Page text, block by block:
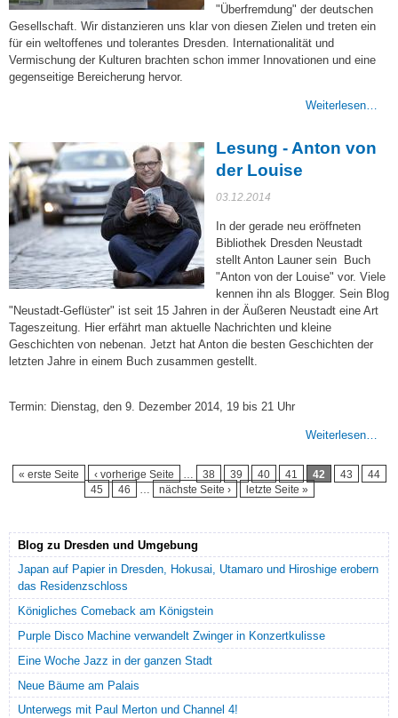
"Überfremdung" der deutschen
Gesellschaft. Wir distanzieren uns klar von diesen Zielen und treten ein
für ein weltoffenes und tolerantes Dresden. Internationalität und
Vermischung der Kulturen brachten schon immer Innovationen und eine
gegenseitige Bereicherung hervor.
Weiterlesen…
Lesung - Anton von
der Louise
03.12.2014
In der gerade neu eröffneten
Bibliothek Dresden Neustadt
stellt Anton Launer sein Buch
"Anton von der Louise" vor. Viele
kennen ihn als Blogger. Sein Blog
"Neustadt-Geflüster" ist seit 15 Jahren in der Äußeren Neustadt eine Art
Tageszeitung. Hier erfährt man aktuelle Nachrichten und kleine
Geschichten von nebenan. Jetzt hat Anton die besten Geschichten der
letzten Jahre in einem Buch zusammen gestellt.
Termin: Dienstag, den 9. Dezember 2014, 19 bis 21 Uhr
Weiterlesen…
Seiten
« erste Seite ‹ vorherige Seite 38 39 40 41 42 43
44
45
46 nächste Seite › letzte Seite »
Blog zu Dresden und Umgebung
Japan auf Papier in Dresden, Hokusai, Utamaro und Hiroshige erobern
das Residenzschloss
Königliches Comeback am Königstein
Purple Disco Machine verwandelt Zwinger in Konzertkulisse
Eine Woche Jazz in der ganzen Stadt
Neue Bäume am Palais
Unterwegs mit Paul Merton und Channel 4!